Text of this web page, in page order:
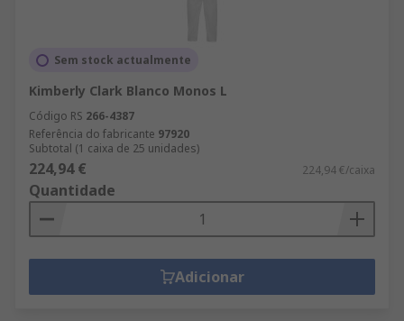
Sem stock actualmente
Kimberly Clark Blanco Monos L
Código RS 266-4387
Referência do fabricante 97920
Subtotal (1 caixa de 25 unidades)
224,94 € 224,94 €/caixa
Quantidade
Adicionar